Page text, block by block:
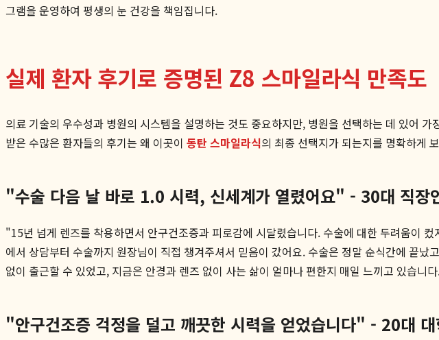
그램을 운영하여 평생의 눈 건강을 책임집니다.
실제 환자 후기로 증명된 Z8 스마일라식 만족도
의료 기술의 우수성과 병원의 시스템을 설명하는 것도 중요하지만, 병원을 선택하는 데 있어
받은 수많은 환자들의 후기는 왜 이곳이 동탄 스마일라식의 최종 선택지가 되는지를 명확하게
"수술 다음 날 바로 1.0 시력, 신세계가 열렸어요" - 30대 직장
"15년 넘게 렌즈를 착용하면서 안구건조증과 피로감에 시달렸습니다. 수술에 대한 두려움이
에서 상담부터 수술까지 원장님이 직접 챙겨주셔서 믿음이 갔어요. 수술은 정말 순식간에 끝
없이 출근할 수 있었고, 지금은 안경과 렌즈 없이 사는 삶이 얼마나 편한지 매일 느끼고 있습니
"안구건조증 걱정을 덜고 깨끗한 시력을 얻었습니다" - 20대